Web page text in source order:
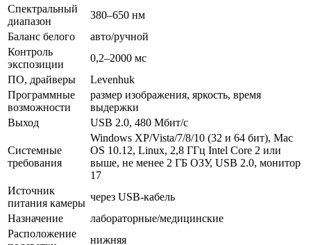
Спектральный
диапазон
380–650 нм
Баланс белого
авто/ручной
Контроль
экспозиции
0,2–2000 мс
ПО, драйверы
Levenhuk
Программные
возможности
размер изображения, яркость, время
выдержки
Выход
USB 2.0, 480 Мбит/с
Системные
требования
Windows XP/Vista/7/8/10 (32 и 64 бит), Mac
OS 10.12, Linux, 2,8 ГГц Intel Core 2 или
выше, не менее 2 ГБ ОЗУ, USB 2.0, монитор
17
Источник
питания камеры
через USB-кабель
Назначение
лабораторные/медицинские
Расположение
нижняя